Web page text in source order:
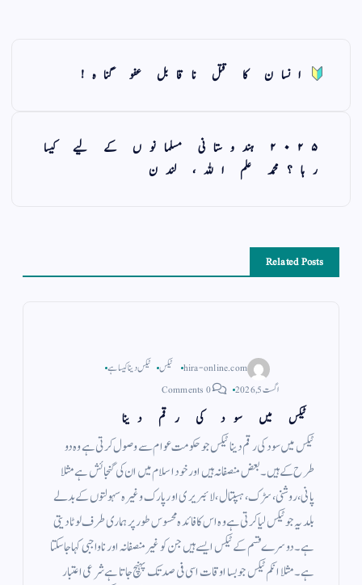
انسان كا قتل ناقابل عفو گناه!
۲۰۲۵ ہندوستانی مسلمانوں کے لیے کیسا
رہا؟محمد علم اللہ، لندن
Related Posts
hira-online.com ٹیکس ٹیکس دینا کیسا ہے
اگست 5, 2026
0 Comments
ٹیکس میں سود کی رقم دینا
ٹیکس میں سود کی رقم دینا ٹیکس جو حکومت عوام سے وصول کرتی ہے وہ دو
طرح کے ہیں ۔ بعض منصفانہ ہیں اور خود اسلام میں ان کی گنجائش ہے مثلا
پانی ، روشنی ، سڑک ، ہسپتال ، لائبریری اور پارک وغیرہ سہولتوں کے بدلے
بلدیہ جو ٹیکس لیا کرتی ہے وہ اس کا فائدہ محسوس طور پر ہماری طرف لوٹا دیتی
ہے ۔ دوسرے قسم کے ٹیکس ایسے ہیں جن کو غیر منصفانہ اور ناواجبی کہا جاسکتا
ہے ۔ مثلا انکم ٹیکس جو بسا اوقات اسی فی صد تک پہنچ جاتا ہے شرعی اعتبار